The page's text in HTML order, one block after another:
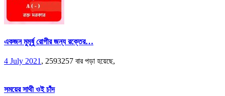
একজন মুমূর্ষু রোগীর জন্য রক্তের…
4 July 2021 , 2593257 বার পড়া হয়েছে,
সময়ের সাথী ওই চাঁদ